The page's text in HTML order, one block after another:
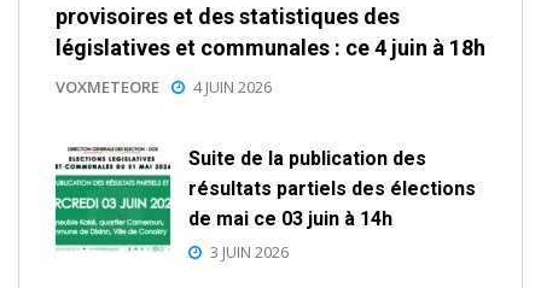
provisoires et des statistiques des
législatives et communales : ce 4 juin à 18h
VOXMETEORE 4 JUIN 2026
Suite de la publication des
résultats partiels des élections
de mai ce 03 juin à 14h
3 JUIN 2026